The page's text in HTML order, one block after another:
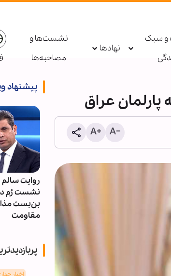
و سبک
نهادها
نشست‌ها و
مصاحبه‌ها
عراق
پیشنهاد
آیینه وحدت؛ شناخت و برادری در
روایت
نشست رُم در
بن‌بست
مقاومت
اخبار